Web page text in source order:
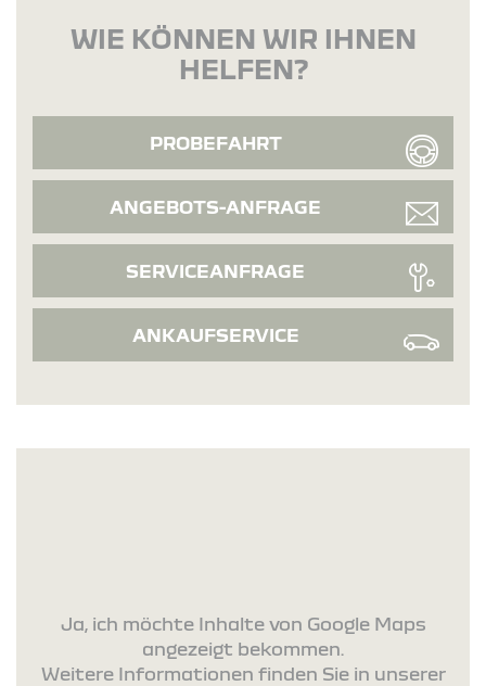
WIE KÖNNEN WIR IHNEN
HELFEN?
PROBEFAHRT
ANGEBOTS-ANFRAGE
SERVICEANFRAGE
ANKAUFSERVICE
Ja, ich möchte Inhalte von Google Maps
angezeigt bekommen.
Weitere Informationen finden Sie in unserer